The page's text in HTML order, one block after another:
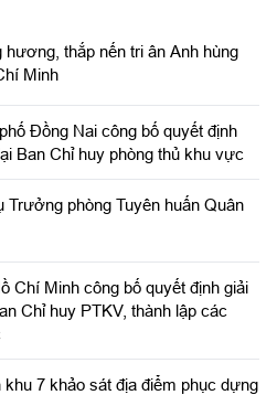
hương, thắp nến tri ân Anh hùng
Minh
Đồng Nai công bố quyết định
Ban Chỉ huy phòng thủ khu vực
Trưởng phòng Tuyên huấn Quân
Chí Minh công bố quyết định giải
Chỉ huy PTKV, thành lập các
khu 7 khảo sát địa điểm phục dựng